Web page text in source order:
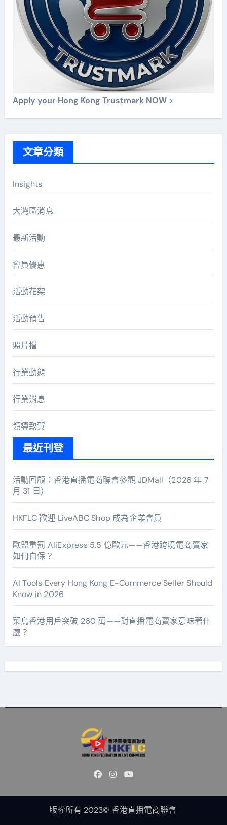
Apply your Hong Kong Trustmark NOW>
文章分類
Insights
大灣區消息
最新活動
會員優惠
活動花桇
活動預告
照片檔
行業動態
行業消息
領導致賀
最近刊登
活動回顧：香港直播電商聯會參觀 JDMall（2026 年 7
月 31 日）
HKFLC 歡迎 LiveABC Shop 成為企業會員
歐盟重罰 AliExpress 5.5 億歐元——香港跨境電商賣家
如何自保？
AI Tools Every Hong Kong E-Commerce Seller Should
Know in 2026
菜鳥香港用戶突破 260 萬——對直播電商賣家意味著什
麼？
版權所有 2023© 香港直播電商聯會